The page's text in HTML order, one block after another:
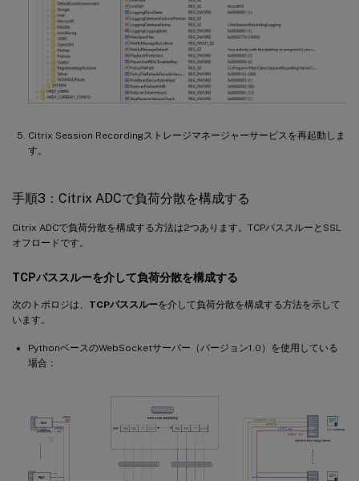
Citrix Session Recordingストレージマネージャーサービスを再起動しま
す。
手順3：Citrix ADCで負荷分散を構成する
Citrix ADCで負荷分散を構成する方法は2つあります。TCPパススルーとSSL
オフロードです。
TCPパススルーを介して負荷分散を構成する
次のトポロジは、 TCPパススルーを介して負荷分散を構成する方法を示して
います。
PythonベースのWebSocketサーバー（バージョン1.0）を使用している
場合：